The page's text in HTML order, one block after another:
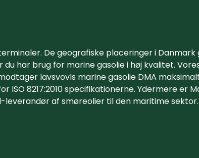
De geografiske placeringer i
du har brug for marine gasolie i høj kvalitet.
lavsvovls marine gasolie DMA
ISO 8217:2010 specifikationerne. Ydermere er
leverandør af smøreolier til den maritime sektor.